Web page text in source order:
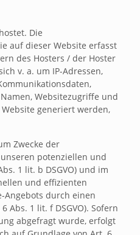
Die
auf dieser Website erfasst
des Hosters / der Hoster
v. a. um IP-Adressen,
Websitezugriffe und
generiert werden,
Zwecke der
potenziellen und
1 lit. b DSGVO) und im
und effizienten
Angebots durch einen
Abs. 1 lit. f DSGVO). Sofern
abgefragt wurde, erfolgt